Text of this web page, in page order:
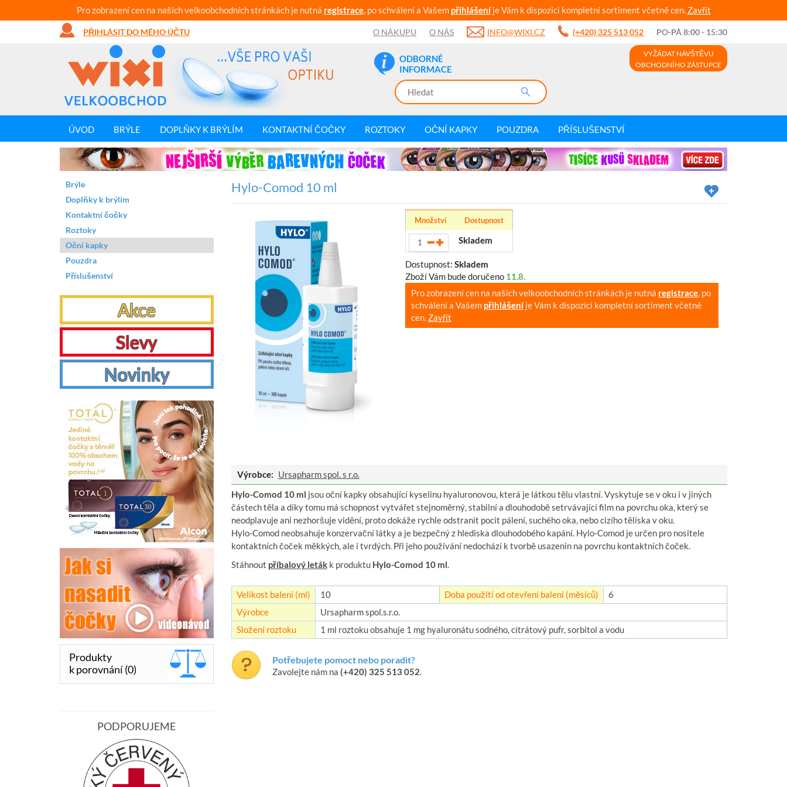
Pro zobrazení cen na našich velkoobchodních stránkách je nutná registrace, po schválení a Vašem přihlášeníje Vám k dispozici kompletní sortiment včetně cen. Zavřít
PŘIHLÁSIT DO MÉHO ÚČTU O NÁKUPU O NÁS INFO@WIXI.CZ (+420) 325 513 052 PO-PÁ 8:00 - 15:30
ODBORNÉ
INFORMACE
VYŽÁDAT NÁVŠTĚVU
OBCHODNÍHO ZÁSTUPCE
ÚVOD BRÝLE DOPLŇKY K BRÝLÍM KONTAKTNÍ ČOČKY ROZTOKY OČNÍ KAPKY POUZDRA PŘÍSLUŠENSTVÍ
Hylo-Comod 10 ml
Množství Dostupnost
Skladem
Dostupnost: Skladem
Zboží Vám bude doručeno 11.8.
Pro zobrazení cen na našich velkoobchodních stránkách je nutná registrace, po
schválení a Vašem přihlášeníje Vám k dispozici kompletní sortiment včetně
cen. Zavřít
Výrobce: Ursapharm spol. s r.o.
Hylo-Comod 10 ml jsou oční kapky obsahující kyselinu hyaluronovou, která je látkou tělu vlastní. Vyskytuje se v oku i v jiných
částech těla a díky tomu má schopnost vytvářet stejnoměrný, stabilní a dlouhodobě setrvávající film na povrchu oka, který se
neodplavuje ani nezhoršuje vidění, proto dokáže rychle odstranit pocit pálení, suchého oka, nebo cizího tělíska v oku.
Hylo-Comod neobsahuje konzervační látky a je bezpečný z hlediska dlouhodobého kapání. Hylo-Comod je určen pro nositele
kontaktních čoček měkkých, ale i tvrdých. Při jeho používání nedochází k tvorbě usazenin na povrchu kontaktních čoček.
Stáhnout příbalový letákk produktu Hylo-Comod 10 ml.
Velikost balení (ml) 10 Doba použití od otevření balení (měsíců)
6
Výrobce
Ursapharm spol.s.r.o.
Složení roztoku
1 ml roztoku obsahuje 1 mg hyaluronátu sodného, citrátový pufr, sorbitol a vodu
Potřebujete pomoct nebo poradit?
Zavolejte nám na (+420) 325 513 052.
Brýle
Doplňky k brýlím
Kontaktní čočky
Roztoky
Oční kapky
Pouzdra
Příslušenství
Akce
Slevy
Novinky
Produkty
k porovnání (0)
PODPORUJEME